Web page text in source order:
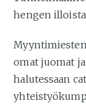
hengen
omat juomat
halutessaan